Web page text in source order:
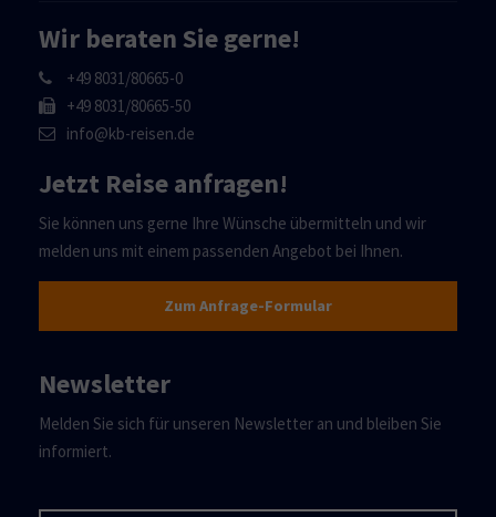
Wir beraten Sie gerne!
+49 8031/80665-0
+49 8031/80665-50
info@kb-reisen.de
Jetzt Reise anfragen!
Sie können uns gerne Ihre Wünsche übermitteln und wir
melden uns mit einem passenden Angebot bei Ihnen.
Zum Anfrage-Formular
Newsletter
Melden Sie sich für unseren Newsletter an und bleiben Sie
informiert.